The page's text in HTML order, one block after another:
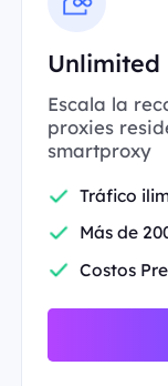
Unlimited
Escala la
proxies
smartproxy
Tráfico
Más de
Costos